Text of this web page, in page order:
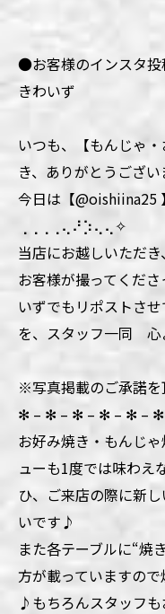
●お客様のインスタ
きわいず
いつも、【もんじゃ
き、ありがとうござい
今日は【@oishiina25
⢀⢀⢀⢀⢄⠜⡱⢄⢄✧
当店にお越しいただ
お客様が撮ってくだ
いずでもリポストさ
を、スタッフ一同 心
※写真掲載のご承諾を
✻ – ✻ – ✻ – ✻ – ✻ –
お好み焼き・もんじ
ューも1度では味わえ
ひ、ご来店の際に新
いです♪
また各テーブルに“焼
方が載っていますの
♪もちろんスタッフも